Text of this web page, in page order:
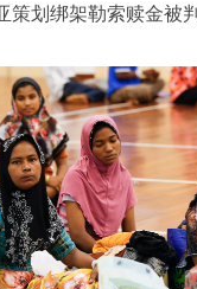
策划绑架勒索赎金被